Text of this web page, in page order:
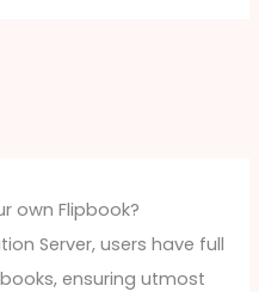
own Flipbook?
Server, users have full
ensuring utmost